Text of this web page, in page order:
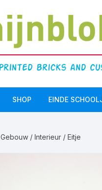
SHOP EINDE
Gebouw / Interieur / Eitje